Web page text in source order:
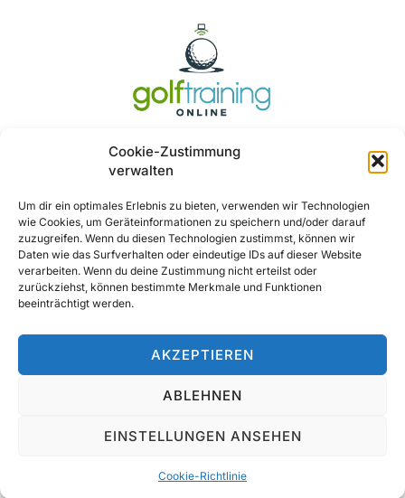
Cookie-Zustimmung
verwalten
Um dir ein optimales Erlebnis zu bieten, verwenden wir Technologien
wie Cookies, um Geräteinformationen zu speichern und/oder darauf
zuzugreifen. Wenn du diesen Technologien zustimmst, können wir
Daten wie das Surfverhalten oder eindeutige IDs auf dieser Website
verarbeiten. Wenn du deine Zustimmung nicht erteilst oder
zurückziehst, können bestimmte Merkmale und Funktionen
beeinträchtigt werden.
AKZEPTIEREN
ABLEHNEN
EINSTELLUNGEN ANSEHEN
Cookie-Richtlinie
Ja, Gerne ..
© 2025 All Rights Reserved